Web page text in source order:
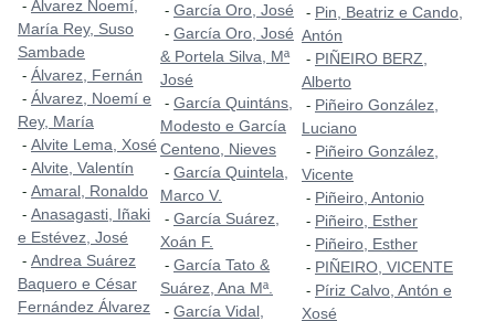
- Alvarez Noemí,
María Rey, Suso
Sambade
- Álvarez, Fernán
- Álvarez, Noemí e
Rey, María
- Alvite Lema, Xosé
- Alvite, Valentín
- Amaral, Ronaldo
- Anasagasti, Iñaki
e Estévez, José
- Andrea Suárez
Baquero e César
Fernández Álvarez
- García Oro, José
- García Oro, José
& Portela Silva, Mª
José
- García Quintáns,
Modesto e García
Centeno, Nieves
- García Quintela,
Marco V.
- García Suárez,
Xoán F.
- García Tato &
Suárez, Ana Mª.
- García Vidal,
- Pin, Beatriz e Cando,
Antón
- PIÑEIRO BERZ,
Alberto
- Piñeiro González,
Luciano
- Piñeiro González,
Vicente
- Piñeiro, Antonio
- Piñeiro, Esther
- Piñeiro, Esther
- PIÑEIRO, VICENTE
- Píriz Calvo, Antón e
Xosé